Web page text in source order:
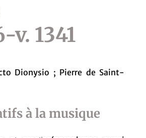
v. 1341
Dionysio ; Pierre de Saint-
à la musique